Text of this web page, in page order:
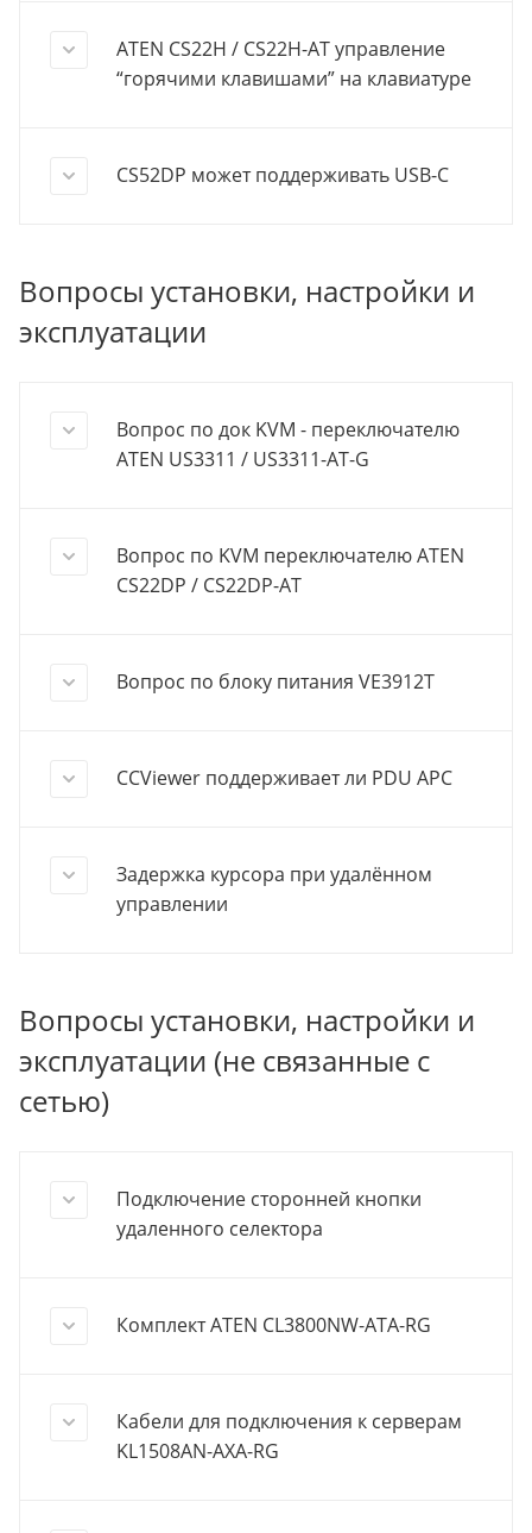
ATEN CS22H / CS22H-AT управление
“горячими клавишами” на клавиатуре
CS52DP может поддерживать USB-C
Вопросы установки, настройки и
эксплуатации
Вопрос по док KVM - переключателю
ATEN US3311 / US3311-AT-G
Вопрос по KVM переключателю ATEN
CS22DP / CS22DP-AT
Вопрос по блоку питания VE3912T
CCViewer поддерживает ли PDU APC
Задержка курсора при удалённом
управлении
Вопросы установки, настройки и
эксплуатации (не связанные с
сетью)
Подключение сторонней кнопки
удаленного селектора
Комплект ATEN CL3800NW-ATA-RG
Кабели для подключения к серверам
KL1508AN-AXA-RG